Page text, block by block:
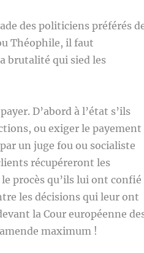
des politiciens préférés
Théophile, il faut
brutalité qui sied les
D’abord à l’état s’ils
ou exiger le payement
un juge fou ou socialiste
récupéreront les
procès qu’ils lui ont confié
les décisions qui leur ont
la Cour européenne
maximum !